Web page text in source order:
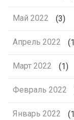
Май 2022 (3)
Апрель 2022
Март 2022 (1)
Февраль 2022
Январь 2022